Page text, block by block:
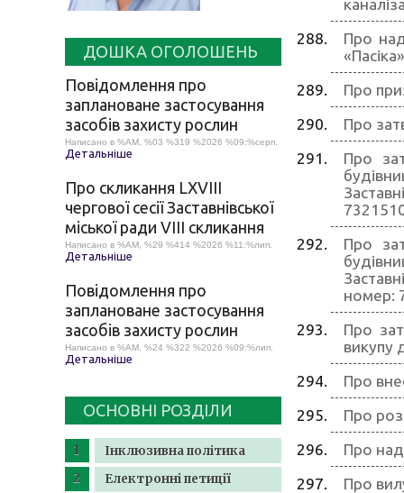
ДОШКА ОГОЛОШЕНЬ
Повідомлення про
заплановане застосування
засобів захисту рослин
Написано в %AM, %03 %319 %2026 %09:%серп.
Детальніше
Про скликання LХVІІІ
чергової сесії Заставнівської
міської ради VIII скликання
Написано в %AM, %29 %414 %2026 %11:%лип.
Детальніше
Повідомлення про
заплановане застосування
засобів захисту рослин
Написано в %AM, %24 %322 %2026 %09:%лип.
Детальніше
ОСНОВНІ РОЗДІЛИ
Інклюзивна політика
Електронні петиції
Про
Про
Про
Про
Про
номер:
Про
викупу
Про
Про
Про
Про